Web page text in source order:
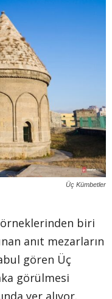
Üç Kümbetler
biri
anıt mezarların
gören Üç
görülmesi
yer alıyor.